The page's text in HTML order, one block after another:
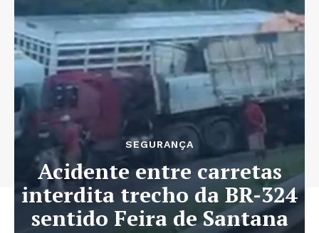
SEGURANÇA
Acidente entre carretas
interdita trecho da BR-324
sentido Feira de Santana